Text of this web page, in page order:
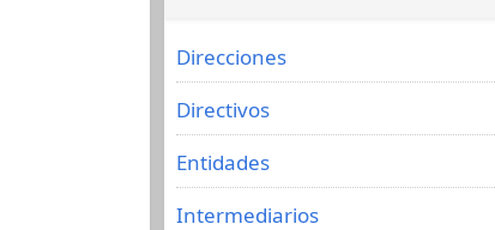
Direcciones
Directivos
Entidades
Intermediarios